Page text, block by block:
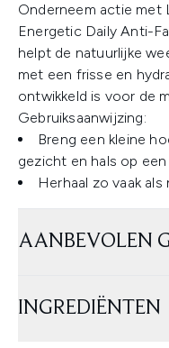
Onderneem actie met
Energetic Daily Anti-
helpt de natuurlijke
met een frisse en
ontwikkeld is voor de
Gebruiksaanwijzing:
Breng een kleine
gezicht en hals op
Herhaal zo vaak
AANBEVOLEN
INGREDIËNTEN